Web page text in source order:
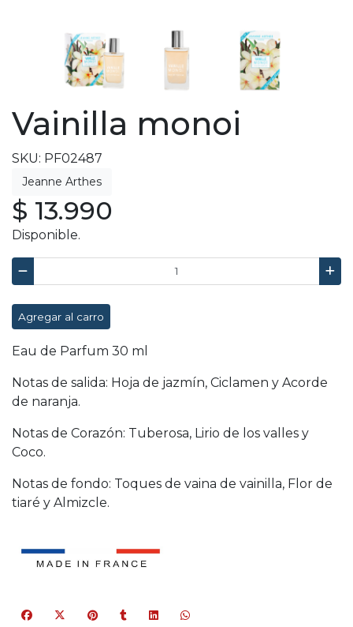
Vainilla monoi
SKU: PF02487
$ 13.990
Disponible.
Agregar al carro
Eau de Parfum 30 ml
Notas de salida: Hoja de jazmín, Ciclamen y Acorde
de naranja.
Notas de Corazón: Tuberosa, Lirio de los valles y
Coco.
Notas de fondo: Toques de vaina de vainilla, Flor de
tiaré y Almizcle.